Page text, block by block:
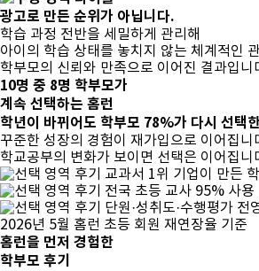
광고로 만든 순위가 아닙니다.
학습 과정 전반을 세밀하게 관리해
아이의 학습 상태를 놓치지 않는 체계적인
학부모의 신뢰와 만족으로 이어진 결과입니
10명 중 8명 학부모가
계속 선택하는 홈런
학년이 바뀌어도 학부모 78%가 다시 선택
꾸준한 성장의 경험이 재가입으로 이어집니
학교공부의 변화가 보이면 선택은 이어집니
교과서 1위 기업이 만든
전국 초등 교사 95% 사용
단원·성취도·수행평가 전
2026년 5월 홈런 초등 회원 재연장율 기준
홈런을 먼저 경험한
학부모 후기